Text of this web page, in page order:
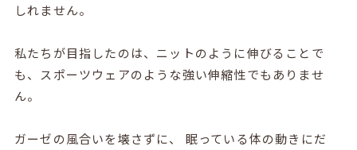
しれません。
私たちが目指したのは、ニットのように伸びることで
も、スポーツウェアのような強い伸縮性でもありませ
ん。
ガーゼの風合いを壊さずに、 眠っている体の動きにだ